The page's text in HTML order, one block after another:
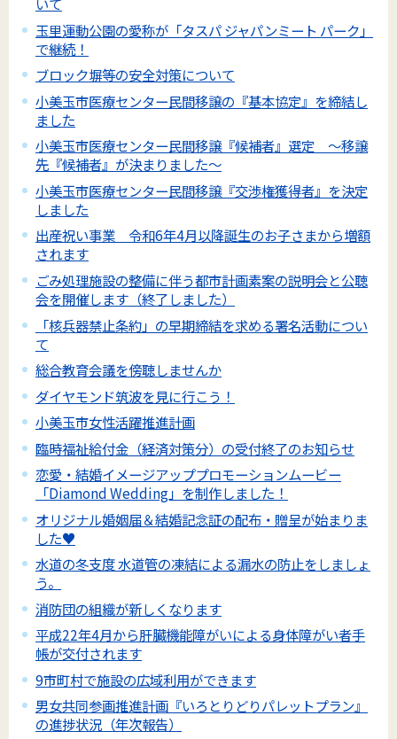
玉里運動公園の愛称が「タスパ ジャパンミート パーク」
で継続！
ブロック塀等の安全対策について
小美玉市医療センター民間移譲の『基本協定』を締結し
ました
小美玉市医療センター民間移譲『候補者』選定 ～移譲
先『候補者』が決まりました～
小美玉市医療センター民間移譲『交渉権獲得者』を決定
しました
出産祝い事業 令和6年4月以降誕生のお子さまから増額
されます
ごみ処理施設の整備に伴う都市計画素案の説明会と公聴
会を開催します（終了しました）
「核兵器禁止条約」の早期締結を求める署名活動につい
て
総合教育会議を傍聴しませんか
ダイヤモンド筑波を見に行こう！
小美玉市女性活躍推進計画
臨時福祉給付金（経済対策分）の受付終了のお知らせ
恋愛・結婚イメージアッププロモーションムービー
「Diamond Wedding」を制作しました！
オリジナル婚姻届＆結婚記念証の配布・贈呈が始まりま
した♥
水道の冬支度 水道管の凍結による漏水の防止をしましょ
う。
消防団の組織が新しくなります
平成22年4月から肝臓機能障がいによる身体障がい者手
帳が交付されます
9市町村で施設の広域利用ができます
男女共同参画推進計画『いろとりどりパレットプラン』
の進捗状況（年次報告）